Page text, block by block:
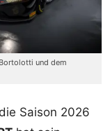
und dem
Saison 2026